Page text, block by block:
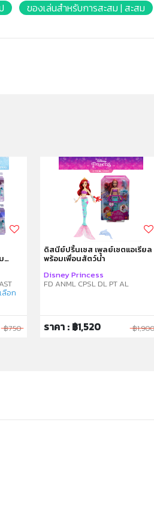
ของเล่นสำหรับการสะสม | สะสม
ลือก
฿750
ดิสนีย์ปริ้นเซส เพลย์เซตแอเรียล
พร้อมเพื่อนสัตว์น้ำ
Disney Princess
FD ANML CPSL DL PT AL
ราคา : ฿1,520 ฿